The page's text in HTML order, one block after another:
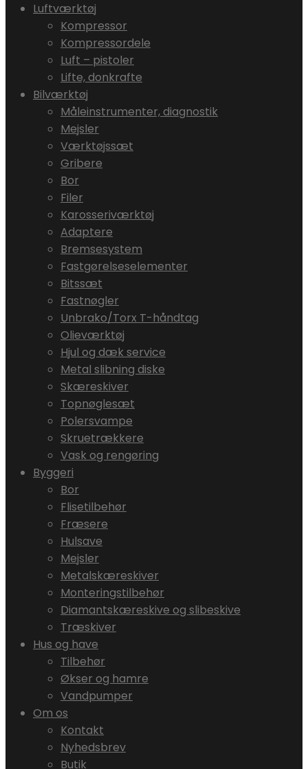
Luftværktøj
Kompressor
Kompressordele
Luft – pistoler
Lifte, donkrafte
Bilværktøj
Måleinstrumenter, diagnostik
Mejsler
Værktøjssæt
Gribere
Bor
Filer
Karosseriværktøj
Adaptere
Bremsesystem
Fastgørelseselementer
Bitssæt
Fastnøgler
Unbrako/Torx T-håndtag
Olieværktøj
Hjul og dæk service
Metal slibning diske
Skæreskiver
Topnøglesæt
Polersvampe
Skruetrækkere
Vask og rengøring
Byggeri
Bor
Flisetilbehør
Fræsere
Hulsave
Mejsler
Metalskæreskiver
Monteringstilbehør
Diamantskæreskive og slibeskive
Træskiver
Hus og have
Tilbehør
Økser og hamre
Vandpumper
Om os
Kontakt
Nyhedsbrev
Butik